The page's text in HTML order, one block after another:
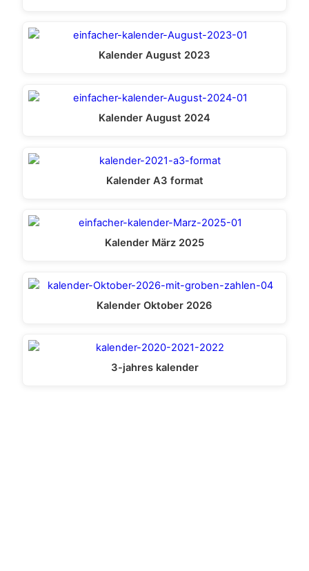
Kalender August 2023
Kalender August 2024
Kalender A3 format
Kalender März 2025
Kalender Oktober 2026
3-jahres kalender